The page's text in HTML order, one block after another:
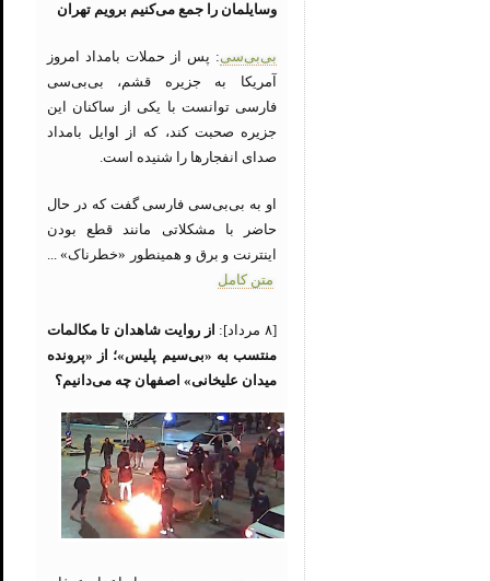
وسایلمان را جمع می‌کنیم برویم تهران
بی‌بی‌سی: پس از حملات بامداد امروز
آمریکا به جزیره قشم، بی‌بی‌سی
فارسی توانست با یکی از ساکنان این
جزیره صحبت کند، که از اوایل بامداد
صدای انفجارها را شنیده است.
او به بی‌بی‌سی فارسی گفت که در حال
حاضر با مشکلاتی مانند قطع بودن
اینترنت و برق و همینطور «خطرناک» ...
متن کامل
[۸ مرداد]:
از روایت شاهدان تا مکالمات
منتسب به «بی‌سیم پلیس»؛ از «پرونده
میدان علیخانی» اصفهان چه می‌دانیم؟